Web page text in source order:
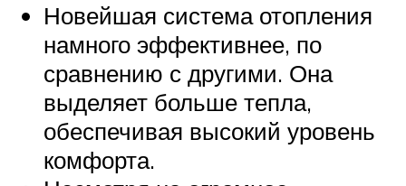
Новейшая система отопления
намного эффективнее, по
сравнению с другими. Она
выделяет больше тепла,
обеспечивая высокий уровень
комфорта.